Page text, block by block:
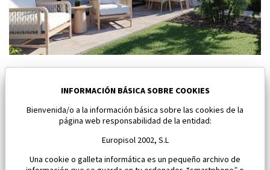
Torre Pacheco
Dormitorios:2 Área:96 M2
334 900 €
INFORMACIÓN BÁSICA SOBRE COOKIES
Bienvenida/o a la información básica sobre las cookies de la
página web responsabilidad de la entidad:
Europisol 2002, S.L
Una cookie o galleta informática es un pequeño archivo de